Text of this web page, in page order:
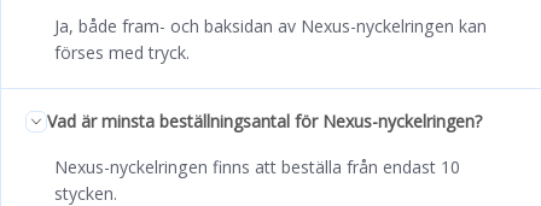
Ja, både fram- och baksidan av Nexus-nyckelringen kan
förses med tryck.
Vad är minsta beställningsantal för Nexus-nyckelringen?
Nexus-nyckelringen finns att beställa från endast 10
stycken.